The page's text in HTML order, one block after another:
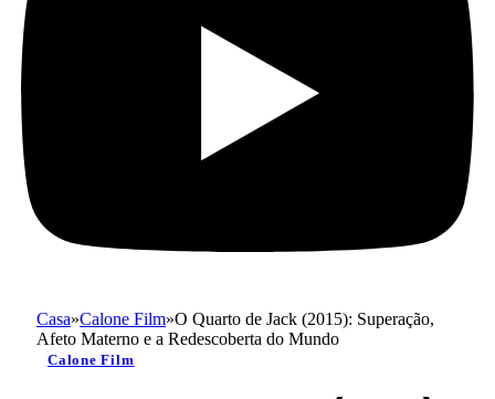
Casa»Calone Film»O Quarto de Jack (2015): Superação,
Afeto Materno e a Redescoberta do Mundo
Calone Film